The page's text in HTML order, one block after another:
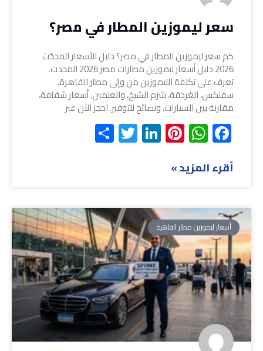
سعر ليموزين المطار في مصر؟
كم سعر ليموزين المطار في مصر؟ دليل الأسعار المحدّث
2026 دليل أسعار ليموزين مطارات مصر 2026 المحدث.
تعرف على تكلفة الليموزين من وإلى مطار القاهرة،
سفنكس، الغردقة، شرم الشيخ، والعلمين. أسعار شفافة،
مقارنة بين السيارات، ونصائح للتوفير. احجز الآن عبر
Facebook
WhatsApp
Pinterest
LinkedIn
Twitter
أقرء المزيد »
أسعار ليموزين مطار القاهرة